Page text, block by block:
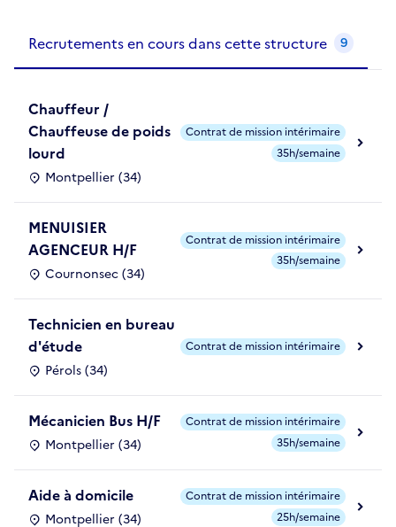
Recrutements en cours dans cette structure 9
Chauffeur /
Chauffeuse de poids
lourd
Montpellier (34)
Contrat de mission intérimaire
35h/semaine
MENUISIER
AGENCEUR H/F
Cournonsec (34)
Contrat de mission intérimaire
35h/semaine
Technicien en bureau
d'étude
Pérols (34)
Contrat de mission intérimaire
Mécanicien Bus H/F
Montpellier (34)
Contrat de mission intérimaire
35h/semaine
Aide à domicile
Montpellier (34)
Contrat de mission intérimaire
25h/semaine